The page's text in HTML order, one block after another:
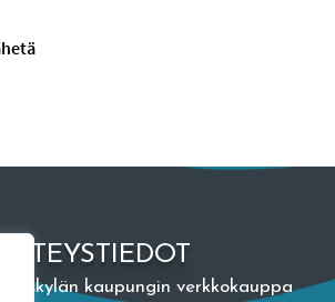
YHTEYSTIEDOT
Jyväskylän kaupungin verkkokauppa